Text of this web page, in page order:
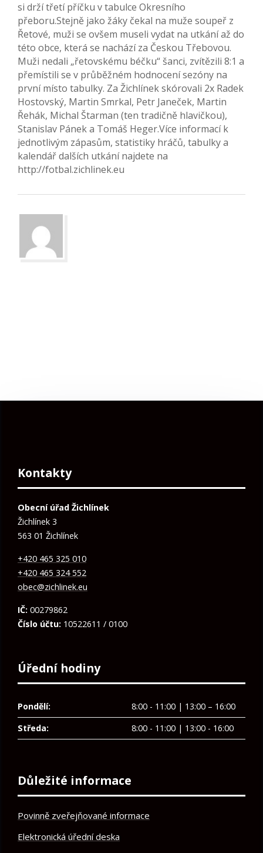
si drží třetí příčku v tabulce Okresního
přeboru.Stejně jako žáky čekal na muže soupeř z
Řetové, muži se ovšem museli vydat na utkání až do
této obce, která se nachází za Českou Třebovou.
Muži nedali „řetovskému béčku“ šanci, zvítězili 8:1 a
přemístili se v průběžném hodnocení sezóny na
první místo tabulky. Za Žichlínek skórovali 2x Radek
Hostovský, Martin Smrkal, Petr Janeček, Martin
Řehák, Michal Štarman (ten tradičně hlavičkou),
Stanislav Pánek a Tomáš Heger.Více informací k
jednotlivým zápasům, statistiky hráčů, tabulky a
kalendář dalších utkání najdete na
http://fotbal.zichlinek.eu
Kontakty
Obecní úřad Žichlínek
Žichlínek 3
563 01 Žichlínek
+420 465 325 010
+420 465 324 552
obec@zichlinek.eu
IČ: 00279862
Číslo účtu: 10522611 / 0100
Úřední hodiny
Pondělí:
8:00 - 11:00 | 13:00 – 16:00
Středa:
8:00 - 11:00 | 13:00 - 16:00
Důležité informace
Povinně zveřejňované informace
Elektronická úřední deska